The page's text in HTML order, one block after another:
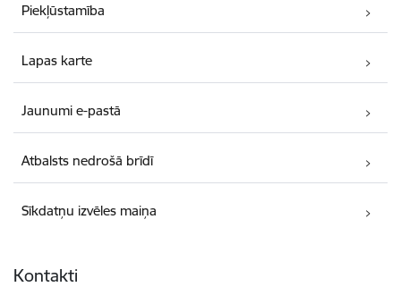
Piekļūstamība
Lapas karte
Jaunumi e-pastā
Atbalsts nedrošā brīdī
Sīkdatņu izvēles maiņa
Kontakti